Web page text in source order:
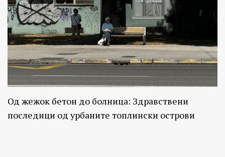
Од жежок бетон до болница: Здравствени
последици од урбаните топлински острови